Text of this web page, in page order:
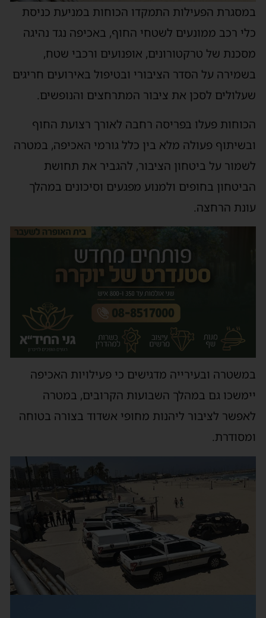
במסגרת הפעילות התמקדו הכוחות במניעת כניסת
כלי רכב ממונעים לשטחי החוף, באכיפה נגד נהיגה
מסכנת של טרקטורונים, אופנועים ורכבי שטח,
בשמירה על הסדר הציבורי ובטיפול באירועים חריגים
שעלולים לסכן את ציבור המתרחצים והנופשים.
הכוחות פעלו בפריסה רחבה לאורך רצועת החוף
ובשיתוף פעולה מלא בין כלל גורמי האכיפה, במטרה
לשמור על ביטחון הציבור, להגביר את תחושת
הביטחון בחופים ולמנוע מפגעים וסיכונים במהלך
עונת הרחצה.
במשטרה ובעירייה מדגישים כי פעילויות האכיפה
יימשכו גם במהלך השבועות הקרובים, במטרה
לאפשר לציבור ליהנות מחופי אשדוד בצורה בטוחה
ומסודרת.